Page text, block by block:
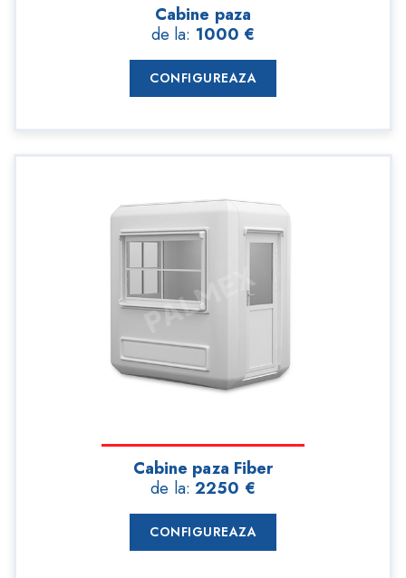
Cabine paza
de la: 1000 €
CONFIGUREAZA
Cabine paza Fiber
de la: 2250 €
CONFIGUREAZA